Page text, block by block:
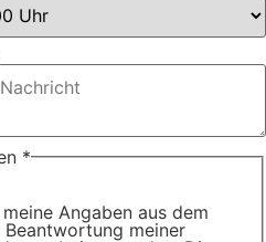
*
Angaben aus dem
meiner